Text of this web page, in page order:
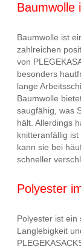
Baumwolle
Baumwolle ist
zahlreichen
von
besonders
lange
Baumwolle
saugfähig, was
hält. Allerdings
knitteranfällig
kann sie bei
schneller
Polyester
Polyester ist ein
Langlebigkeit